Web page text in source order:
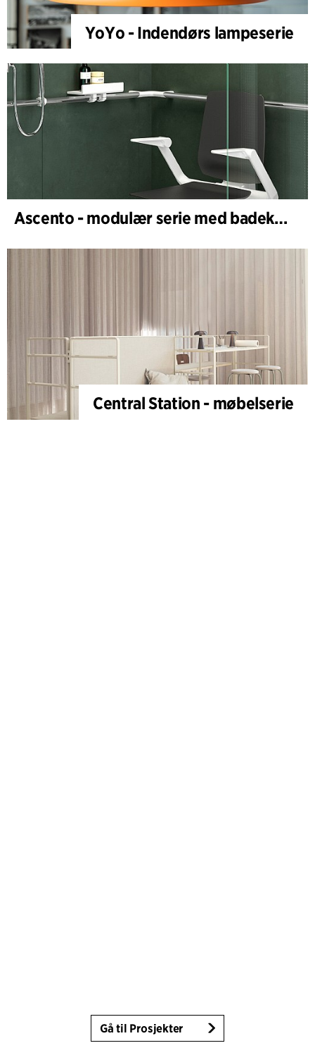
YoYo - Indendørs lampeserie
Ascento - modulær serie med badekar- og dusjstoler
Central Station - møbelserie
Gå til Prosjekter